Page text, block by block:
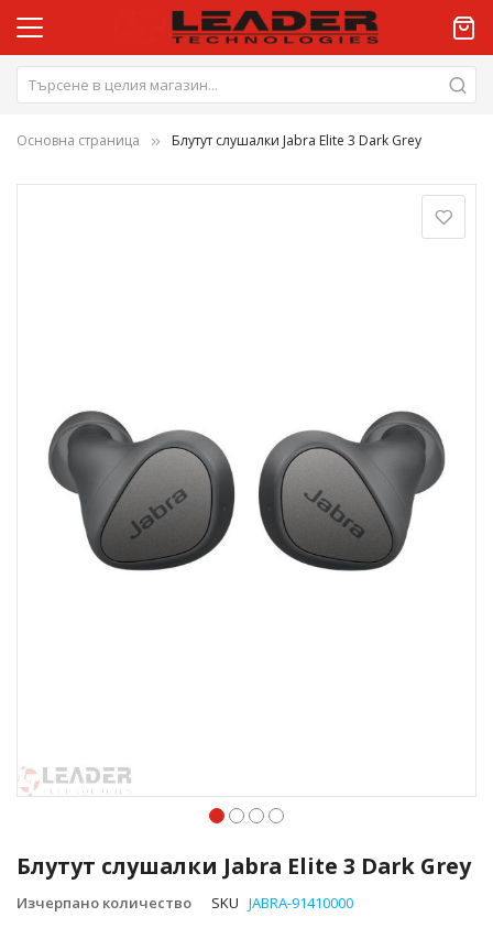
Основна страница Блутут слушалки Jabra Elite 3 Dark Grey
Блутут слушалки Jabra Elite 3 Dark Grey
Изчерпано количество SKU JABRA-91410000
към
началото
на